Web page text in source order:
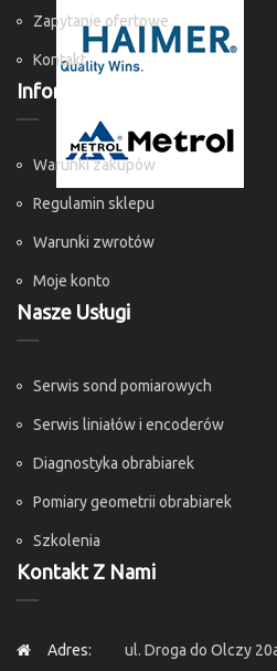
Zapytanie ofertowe
Kontakt
Informacje
Warunki zakupów
Regulamin sklepu
Warunki zwrotów
Moje konto
Nasze Usługi
Serwis sond pomiarowych
Serwis liniałów i encoderów
Diagnostyka obrabiarek
Pomiary geometrii obrabiarek
Szkolenia
Kontakt Z Nami
Adres: ul. Droga do Olczy